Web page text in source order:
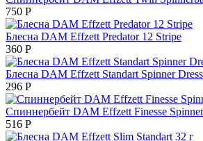
750 Р
Блесна DAM Effzett Predator 12 Stripe
360 Р
Блесна DAM Effzett Standart Spinner
296 Р
Спиннербейт DAM Effzett Finesse
516 Р